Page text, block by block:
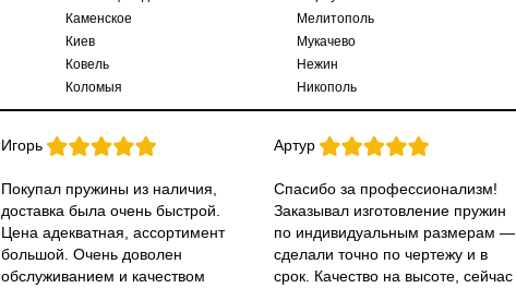
Каменское
Киев
Ковель
Коломыя
Мелитополь
Мукачево
Нежин
Никополь
Игорь
Покупал пружины из наличия,
доставка была очень быстрой.
Цена адекватная, ассортимент
большой. Очень доволен
обслуживанием и качеством
Артур
Спасибо за профессионализм!
Заказывал изготовление пружин
по индивидуальным размерам —
сделали точно по чертежу и в
срок. Качество на высоте, сейчас